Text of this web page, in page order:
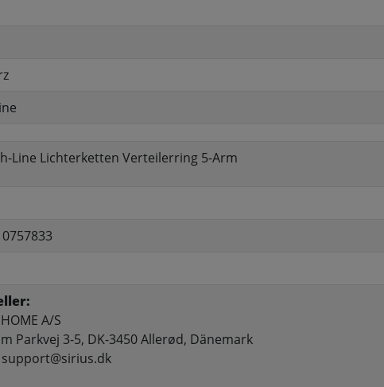
Line Lichterketten Verteilerring 5-Arm
A/S
Parkvej 3-5, DK-3450 Allerød, Dänemark
support@sirius.dk